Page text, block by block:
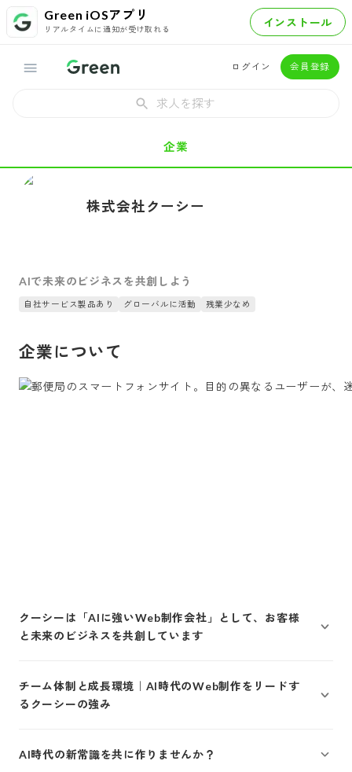
Green iOSアプリ
リアルタイムに通知が受け取れる インストール
ログイン 会員登録
求人を探す
企業
株式会社クーシー
AIで未来のビジネスを共創しよう
自社サービス製品あり グローバルに活動 残業少なめ
企業について
クーシーは「AIに強いWeb制作会社」として、お客様
と未来のビジネスを共創しています
チーム体制と成長環境｜AI時代のWeb制作をリードす
るクーシーの強み
AI時代の新常識を共に作りませんか？